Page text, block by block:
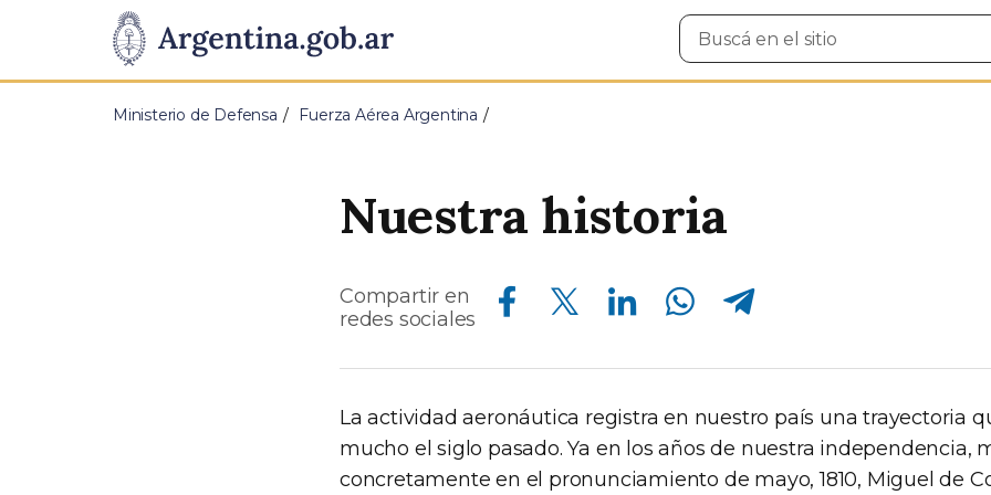
Presidencia
de
Pasar al contenido principal
Buscar
en
Ministerio de Defensa Fuerza Aérea Argentina
Nuestra historia
Compartir en
redes sociales
Compartir en Facebook Compartir en Twitter Compartir en Linkedin Compartir en Whatsapp Compartir en Telegram
La actividad aeronáutica registra en nuestro país una trayectoria
mucho el siglo pasado. Ya en los años de nuestra independencia,
concretamente en el pronunciamiento de mayo, 1810, Miguel de